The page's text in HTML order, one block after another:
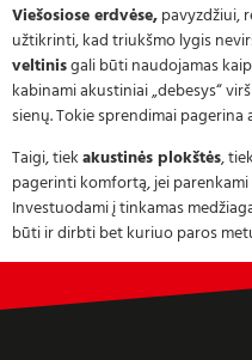
Viešosiose erdvėse,pavyzdžiui,
užtikrinti, kad triukšmo lygis
veltinisgali būti naudojamas
kabinami akustiniai „debesys“
sienų. Tokie sprendimai
Taigi, tiekakustinės plokštės,
pagerinti komfortą, jei
Investuodami į tinkamas
būti ir dirbti bet kuriuo paros